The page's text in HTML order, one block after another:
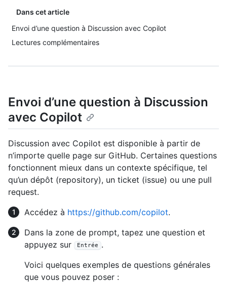
Dans cet article
Envoi d’une question à Discussion avec Copilot
Lectures complémentaires
Envoi d’une question à Discussion
avec Copilot
Discussion avec Copilot est disponible à partir de
n’importe quelle page sur GitHub. Certaines questions
fonctionnent mieux dans un contexte spécifique, tel
qu’un dépôt (repository), un ticket (issue) ou une pull
request.
Accédez à https://github.com/copilot.
Dans la zone de prompt, tapez une question et
appuyez sur
Entrée
.
Voici quelques exemples de questions générales
que vous pouvez poser :